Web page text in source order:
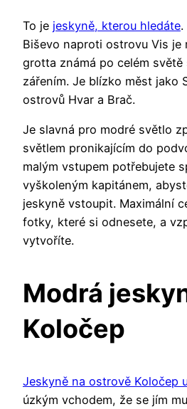
To je jeskyně, kterou hledáte.
Biševo naproti ostrovu Vis je
grotta známá po celém světě
zářením. Je blízko měst jako
ostrovů Hvar a Brač.
Je slavná pro modré světlo
světlem pronikajícím do
malým vstupem potřebujete
vyškoleným kapitánem,
jeskyně vstoupit. Maximální
fotky, které si odnesete, a
vytvoříte.
Modrá
Koločep
Jeskyně na ostrově Koločep
úzkým vchodem, že se jím